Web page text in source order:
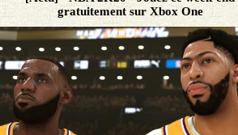
gratuitement sur Xbox One